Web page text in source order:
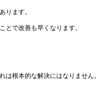
ります。
とで改善も早くなります。
は根本的な解決にはなりません。